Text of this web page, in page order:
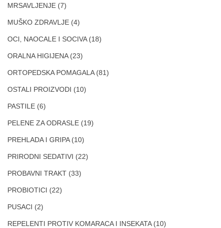
MRSAVLJENJE (7)
MUŠKO ZDRAVLJE (4)
OCI, NAOCALE I SOCIVA (18)
ORALNA HIGIJENA (23)
ORTOPEDSKA POMAGALA (81)
OSTALI PROIZVODI (10)
PASTILE (6)
PELENE ZA ODRASLE (19)
PREHLADA I GRIPA (10)
PRIRODNI SEDATIVI (22)
PROBAVNI TRAKT (33)
PROBIOTICI (22)
PUSACI (2)
REPELENTI PROTIV KOMARACA I INSEKATA (10)